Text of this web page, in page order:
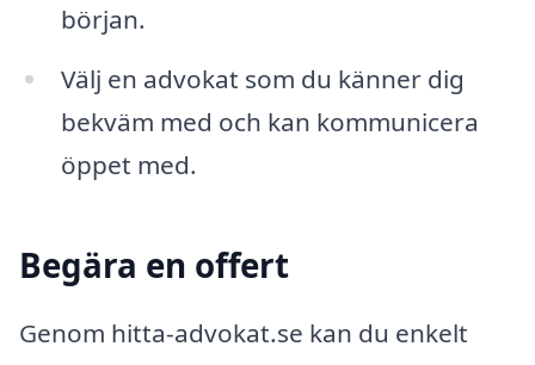
början.
Välj en advokat som du känner dig
bekväm med och kan kommunicera
öppet med.
Begära en offert
Genom hitta-advokat.se kan du enkelt